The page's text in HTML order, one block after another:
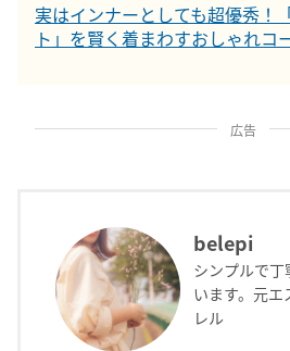
実はインナーとしても超優秀！
ト」を賢く着まわすおしゃれコ
広告
belepi
シンプルで
います。元エ
レル